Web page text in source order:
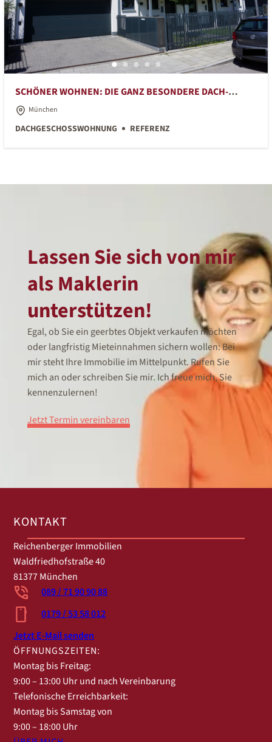
SCHÖNER WOHNEN: DIE GANZ BESONDERE DACH-
WOHNUNG!
München
DACHGESCHOSSWOHNUNG REFERENZ
Lassen Sie sich von mir
als Maklerin
unterstützen!
Egal, ob Sie ein geerbtes Objekt verkaufen möchten
oder langfristig Mieteinnahmen sichern wollen: Bei
mir steht Ihre Immobilie im Mittelpunkt. Rufen Sie
mich an oder schreiben Sie mir. Ich freue mich, Sie
kennenzulernen!
Jetzt Termin vereinbaren
KONTAKT
Reichenberger Immobilien
Waldfriedhofstraße 40
81377 München
089 / 71 90 90 88
0179 / 53 58 012
Jetzt E-Mail senden
ÖFFNUNGSZEITEN:
Montag bis Freitag:
9:00 – 13:00 Uhr und nach Vereinbarung
Telefonische Erreichbarkeit:
Montag bis Samstag von
9:00 – 18:00 Uhr